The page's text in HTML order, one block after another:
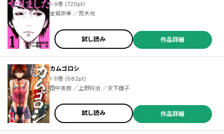
1-9巻 (720pt)
金城宗幸 ／荒木光
試し読み 作品詳細
カムゴロシ
1-11巻 (682pt)
田中克樹 ／上野将治 ／天下雌子
試し読み 作品詳細